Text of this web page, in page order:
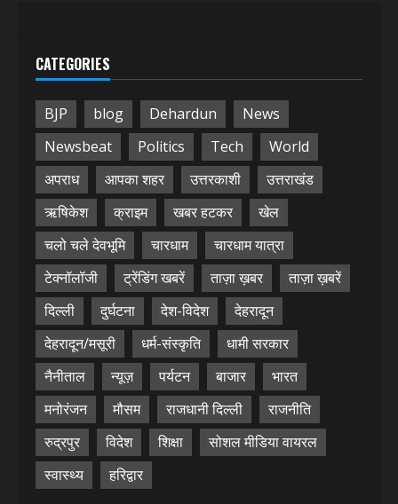
CATEGORIES
BJP blog Dehardun
News
Newsbeat
Politics Tech
World
अपराध
आपका शहर उत्तरकाशी
उत्तराखंड
ऋषिकेश
क्राइम खबर हटकर
खेल
चलो चले देवभूमि
चारधाम
चारधाम यात्रा
टेक्नॉलॉजी
ट्रेंडिंग खबरें ताज़ा ख़बर
ताज़ा ख़बरें
दिल्ली
दुर्घटना देश-विदेश
देहरादून
देहरादून/मसूरी
धर्म-संस्कृति
धामी सरकार
नैनीताल
न्यूज़ पर्यटन बाजार
भारत
मनोरंजन
मौसम राजधानी दिल्ली
राजनीति
रुद्रपुर
विदेश शिक्षा
सोशल मीडिया वायरल
स्वास्थ्य
हरिद्वार